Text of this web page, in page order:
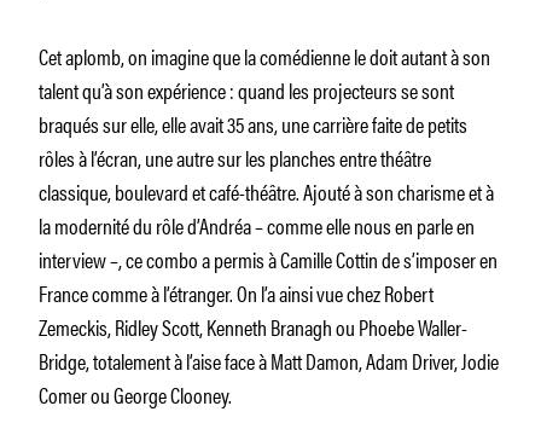
Cet aplomb, on imagine que la comédienne le doit autant à son
talent qu’à son expérience : quand les projecteurs se sont
braqués sur elle, elle avait 35 ans, une carrière faite de petits
rôles à l’écran, une autre sur les planches entre théâtre
classique, boulevard et café-théâtre. Ajouté à son charisme et à
la modernité du rôle d’Andréa – comme elle nous en parle en
interview –, ce combo a permis à Camille Cottin de s’imposer en
France comme à l’étranger. On l’a ainsi vue chez Robert
Zemeckis, Ridley Scott, Kenneth Branagh ou Phoebe Waller-
Bridge, totalement à l’aise face à Matt Damon, Adam Driver, Jodie
Comer ou George Clooney.